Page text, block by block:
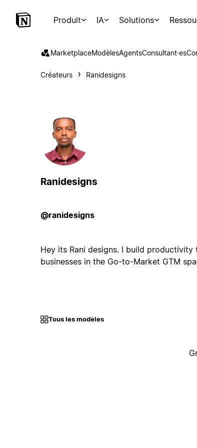
Produit IA Solutions
MarketplaceModèlesAgentsConsultant·es
Créateurs Ranidesigns
Ranidesigns
@ranidesigns
Hey its Rani designs. I build
businesses in the Go-to-Market GTM
Tous les modèles